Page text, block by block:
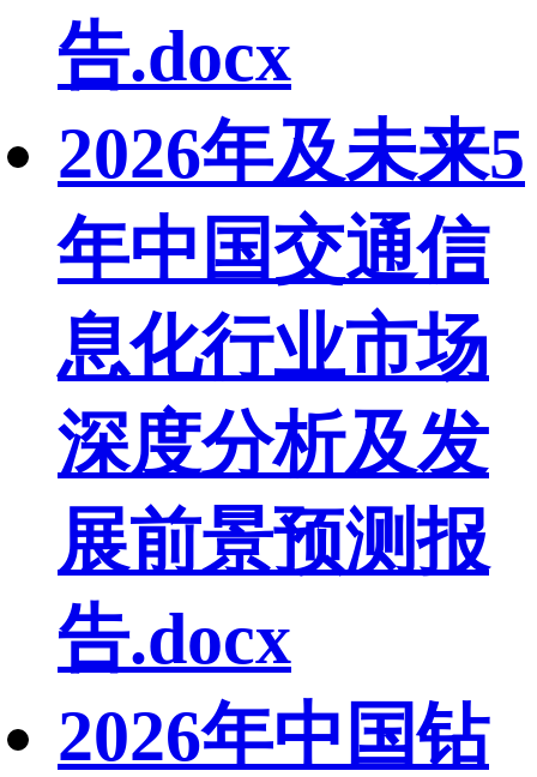
告.docx
2026年及未来5
年中国交通信
息化行业市场
深度分析及发
展前景预测报
告.docx
2026年中国钻